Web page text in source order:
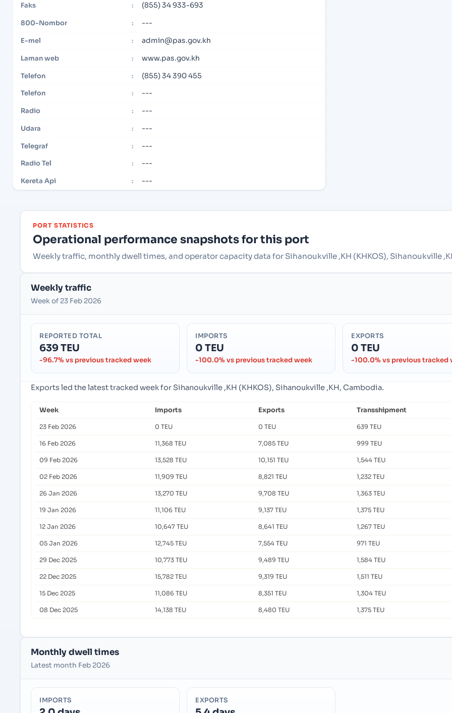
Faks : (855) 34 933-693
800-Nombor : ---
E-mel : admin@pas.gov.kh
Laman web : www.pas.gov.kh
Telefon : (855) 34 390 455
Telefon : ---
Radio : ---
Udara : ---
Telegraf : ---
Radio Tel : ---
Kereta Api : ---
PORT STATISTICS
Operational performance snapshots for this port
Weekly traffic, monthly dwell times, and operator capacity data for Sihanoukville ,KH (KHKOS), Sihanoukville
Weekly traffic
Week of 23 Feb 2026
REPORTED TOTAL
639 TEU
-96.7% vs previous tracked week
IMPORTS
0 TEU
-100.0% vs previous tracked week
EXPORTS
0 TEU
-100.0% vs previous tracked
Exports led the latest tracked week for Sihanoukville ,KH (KHKOS), Sihanoukville ,KH, Cambodia.
Week Imports Exports Transshipment
23 Feb 2026 0 TEU 0 TEU 639 TEU
16 Feb 2026 11,368 TEU 7,085 TEU 999 TEU
09 Feb 2026 13,528 TEU 10,151 TEU 1,544 TEU
02 Feb 2026 11,909 TEU 8,821 TEU 1,232 TEU
26 Jan 2026 13,270 TEU 9,708 TEU 1,363 TEU
19 Jan 2026 11,106 TEU 9,137 TEU 1,375 TEU
12 Jan 2026 10,647 TEU 8,641 TEU 1,267 TEU
05 Jan 2026 12,745 TEU 7,554 TEU 971 TEU
29 Dec 2025 10,773 TEU 9,489 TEU 1,584 TEU
22 Dec 2025 15,782 TEU 9,319 TEU 1,511 TEU
15 Dec 2025 11,086 TEU 8,351 TEU 1,304 TEU
08 Dec 2025 14,138 TEU 8,480 TEU 1,375 TEU
Monthly dwell times
Latest month Feb 2026
IMPORTS EXPORTS